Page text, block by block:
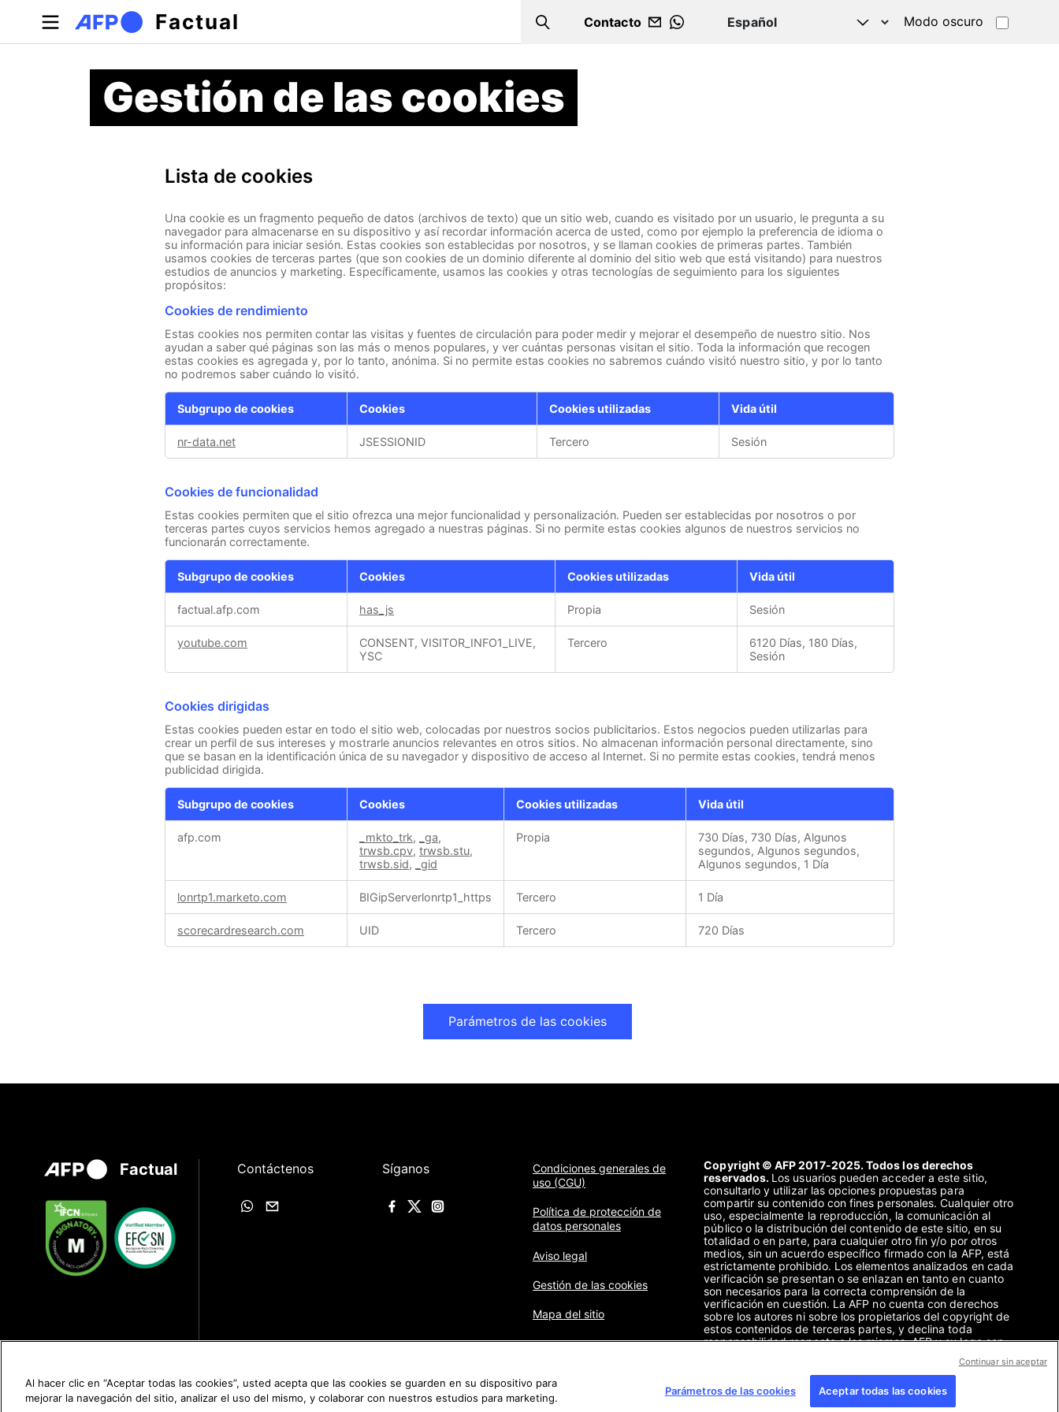
Pasar al contenido principal
Factual Search
Contacto
WHATSAPP
Modo oscuro
Gestión de las cookies
Lista de cookies
Una cookie es un fragmento pequeño de datos (archivos de texto) que un sitio web, cuando es visitado por un usuario, le pregunta a su
navegador para almacenarse en su dispositivo y así recordar información acerca de usted, como por ejemplo la preferencia de idioma o
su información para iniciar sesión. Estas cookies son establecidas por nosotros, y se llaman cookies de primeras partes. También
usamos cookies de terceras partes (que son cookies de un dominio diferente al dominio del sitio web que está visitando) para nuestros
estudios de anuncios y marketing. Específicamente, usamos las cookies y otras tecnologías de seguimiento para los siguientes
propósitos:
Cookies de rendimiento
Estas cookies nos permiten contar las visitas y fuentes de circulación para poder medir y mejorar el desempeño de nuestro sitio. Nos
ayudan a saber qué páginas son las más o menos populares, y ver cuántas personas visitan el sitio. Toda la información que recogen
estas cookies es agregada y, por lo tanto, anónima. Si no permite estas cookies no sabremos cuándo visitó nuestro sitio, y por lo tanto
no podremos saber cuándo lo visitó.
de
Subgrupo de cookies Cookies Cookies utilizadas Vida útil
nr-data.net JSESSIONID Tercero Sesión
Cookies de funcionalidad
Estas cookies permiten que el sitio ofrezca una mejor funcionalidad y personalización. Pueden ser establecidas por nosotros o por
terceras partes cuyos servicios hemos agregado a nuestras páginas. Si no permite estas cookies algunos de nuestros servicios no
funcionarán correctamente.
de
Subgrupo de cookies Cookies Cookies utilizadas Vida útil
factual.afp.com has_js Propia Sesión
youtube.com
CONSENT, VISITOR_INFO1_LIVE,
YSC
Tercero
6120 Días, 180 Días,
Sesión
Cookies dirigidas
Estas cookies pueden estar en todo el sitio web, colocadas por nuestros socios publicitarios. Estos negocios pueden utilizarlas para
crear un perfil de sus intereses y mostrarle anuncios relevantes en otros sitios. No almacenan información personal directamente, sino
que se basan en la identificación única de su navegador y dispositivo de acceso al Internet. Si no permite estas cookies, tendrá menos
publicidad dirigida.
dirigidas
Subgrupo de cookies Cookies Cookies utilizadas Vida útil
afp.com _mkto_trk, _ga,
trwsb.cpv, trwsb.stu,
trwsb.sid, _gid
Propia
730 Días, 730 Días, Algunos
segundos, Algunos segundos,
Algunos segundos, 1 Día
lonrtp1.marketo.com BIGipServerlonrtp1_https Tercero 1 Día
scorecardresearch.com UID Tercero 720 Días
Parámetros de las cookies
Factual Contáctenos Síganos
Condiciones generales de
uso (CGU)
Política de protección de
datos personales
Aviso legal
Gestión de las cookies
Mapa del sitio
Copyright © AFP 2017-2025. Todos los derechos
reservados. Los usuarios pueden acceder a este sitio,
consultarlo y utilizar las opciones propuestas para
compartir su contenido con fines personales. Cualquier otro
uso, especialmente la reproducción, la comunicación al
público o la distribución del contenido de este sitio, en su
totalidad o en parte, para cualquier otro fin y/o por otros
medios, sin un acuerdo específico firmado con la AFP, está
estrictamente prohibido. Los elementos analizados en cada
verificación se presentan o se enlazan en tanto en cuanto
son necesarios para la correcta comprensión de la
verificación en cuestión. La AFP no cuenta con derechos
sobre los autores ni sobre los propietarios del copyright de
estos contenidos de terceras partes, y declina toda
responsabilidad respecto a los mismos. AFP y su logo son
Al hacer clic en “Aceptar todas las cookies”, usted acepta que las cookies se guarden en su dispositivo para
mejorar la navegación del sitio, analizar el uso del mismo, y colaborar con nuestros estudios para marketing.
Parámetros de las cookies Aceptar todas las cookies
Continuar sin aceptar